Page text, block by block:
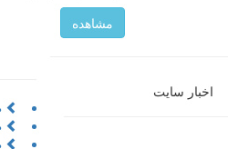
مشاهده
اخبار سایت